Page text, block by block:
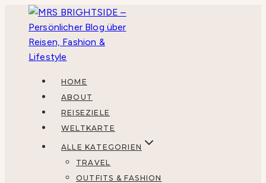
springen
HOME
ABOUT
REISEZIELE
WELTKARTE
ALLE KATEGORIEN
TRAVEL
OUTFITS & FASHION